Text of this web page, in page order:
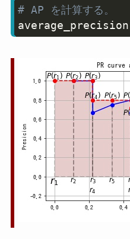
# AP を計算する。
average_precision